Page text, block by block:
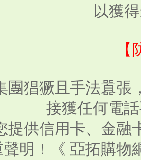
以獲
團猖獗且手法囂張
接獲任何電
提供信用卡、金融
明！《 亞拓購物